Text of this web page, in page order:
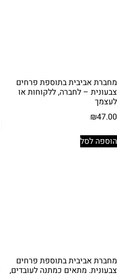
מחברת אביבית בתוספת פרחים
צבעונית – לחברה, ללקוחות או
לעצמך
₪47.00
הוספה לסל
מחברת אביבית בתוספת פרחים
צבעונית. מתאים כמתנה לעובדים,